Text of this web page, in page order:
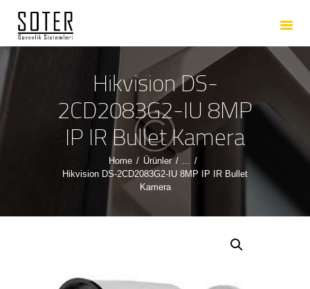
Hikvision DS-
2CD2083G2-IU 8MP
IP IR Bullet Kamera
Home Ürünler
...
Hikvision DS-2CD2083G2-IU 8MP IP IR Bullet
Kamera
ANASAYFA
HAKKIMIZDA
HIZMETLERIMIZ
ÜRÜNLERIMIZ
REFERANSLARIMIZ
İLETIŞIM